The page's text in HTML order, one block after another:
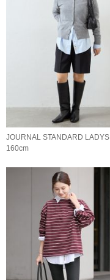
JOURNAL STANDARD LADYS
160cm